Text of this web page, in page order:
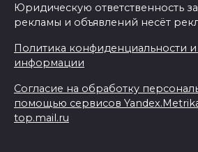
Юридическую ответственность
рекламы и объявлений несёт
Политика конфиденциальности
информации
Согласие на обработку
помощью сервисов
top.mail.ru